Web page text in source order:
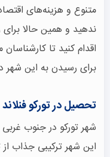
متنوع و هزینه‌های
ندهید و همین حالا
اقدام کنید تا
برای رسیدن به این شهر
تحصیل در تورکو فنلاند
شهر تورکو در جنوب غربی
این شهر ترکیبی جذاب